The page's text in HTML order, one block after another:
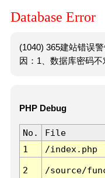
Database Error
(1040) 365建站错误
因：1、数据库密码不
PHP Debug
No. File
1
/index.php
2 /source/